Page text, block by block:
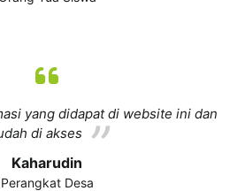
yang didapat di website ini dan
di akses
Kaharudin
Perangkat Desa